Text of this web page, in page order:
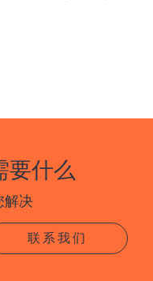
要什么
解决
联系我们